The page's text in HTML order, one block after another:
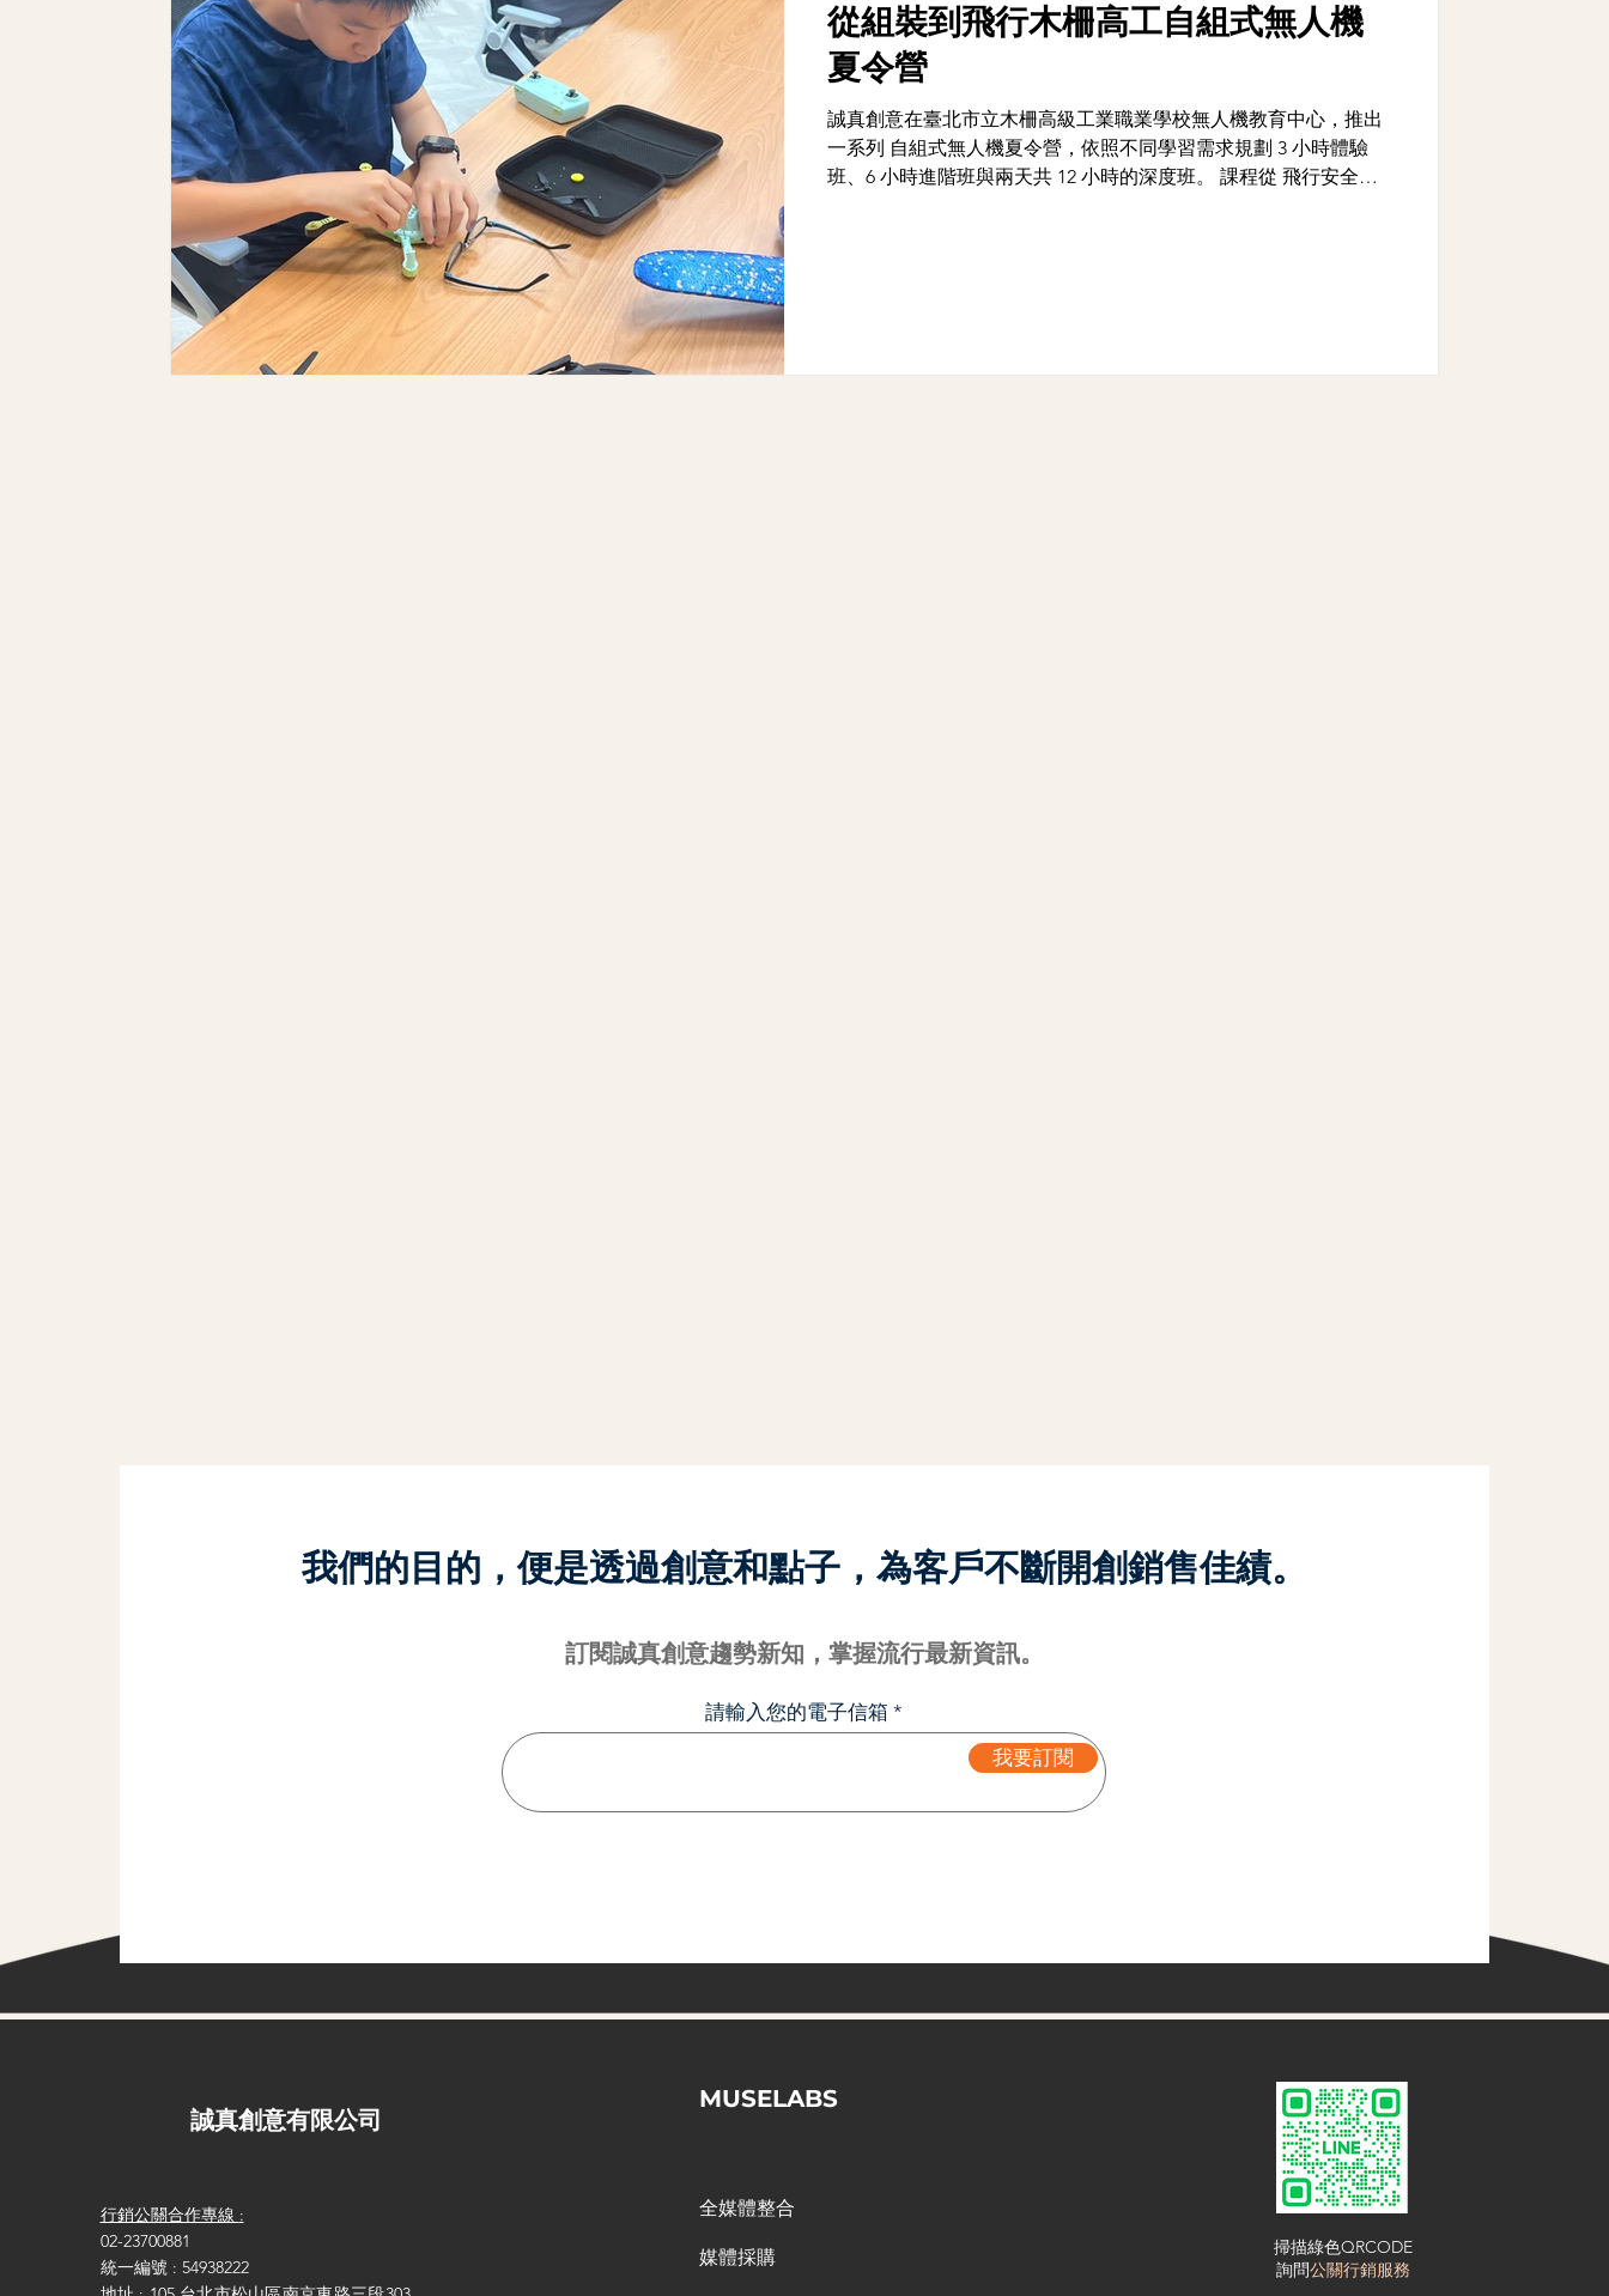
從組裝到飛行木柵高工自組式無人機
夏令營
誠真創意在臺北市立木柵高級工業職業學校無人機教育中心，推出
一系列 自組式無人機夏令營，依照不同學習需求規劃 3 小時體驗
班、6 小時進階班與兩天共 12 小時的深度班。 課程從 飛行安全教
我們的目的，便是透過創意和點子，為客戶不斷開創銷售佳績。
訂閱誠真創意趨勢新知，掌握流行最新資訊。
請輸入您的電子信箱
我要訂閱
​誠真創意有限公司
行銷公關合作專線 :
02-23700881
統一編號 : 54938222
MUSELABS
全媒體整合
媒體採購
掃描綠色QRCODE
​詢問公關行銷服務